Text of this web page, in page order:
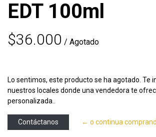
EDT 100ml
$36.000 / Agotado
Lo sentimos, este producto se ha agotado. Te
nuestros locales donde una vendedora te
personalizada..
Contáctanos ← o continua